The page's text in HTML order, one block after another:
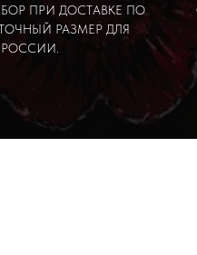
ПРИ ДОСТАВКЕ ПО
РАЗМЕР ДЛЯ